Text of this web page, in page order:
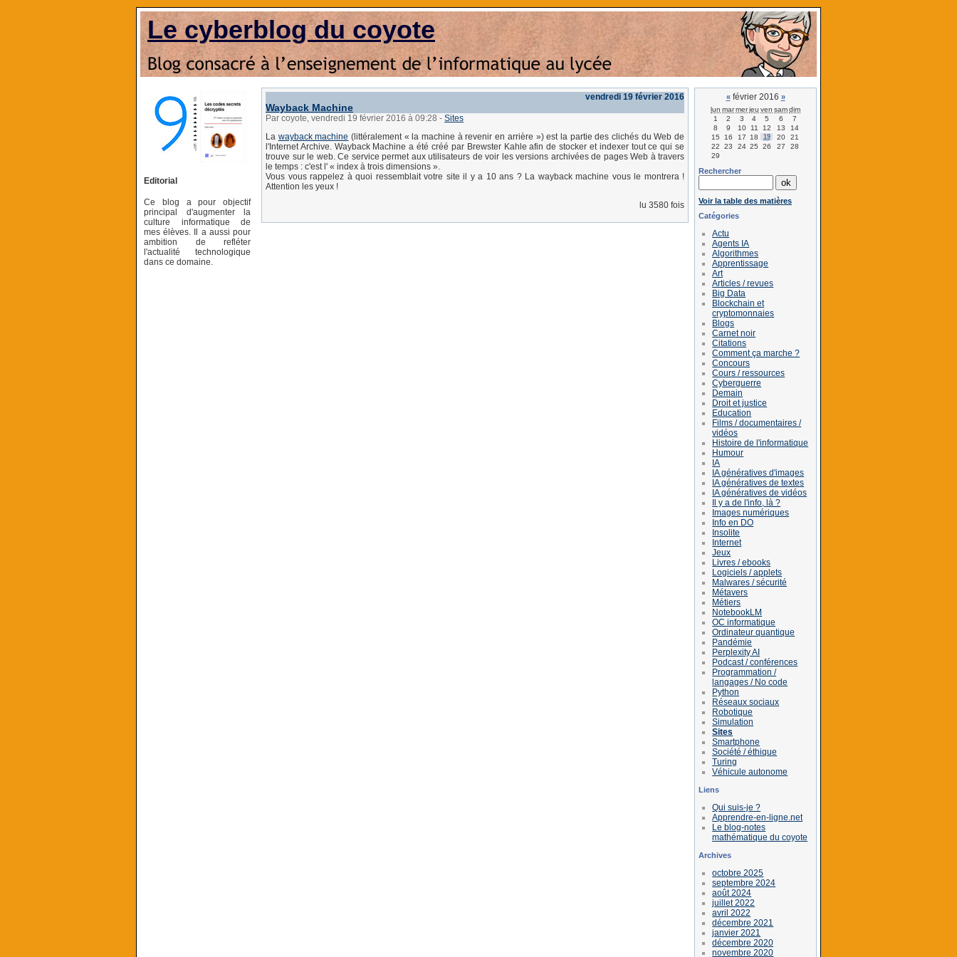
Le cyberblog du coyote
Editorial
Ce blog a pour objectif
principal d'augmenter la
culture informatique de
mes élèves. Il a aussi pour
ambition de refléter
l'actualité technologique
dans ce domaine.
vendredi 19 février 2016
Wayback Machine
Par coyote, vendredi 19 février 2016 à 09:28 - Sites
La wayback machine (littéralement « la machine à revenir en arrière ») est la partie des clichés du Web de
l'Internet Archive. Wayback Machine a été créé par Brewster Kahle afin de stocker et indexer tout ce qui se
trouve sur le web. Ce service permet aux utilisateurs de voir les versions archivées de pages Web à travers
le temps : c'est l' « index à trois dimensions ».
Vous vous rappelez à quoi ressemblait votre site il y a 10 ans ? La wayback machine vous le montrera !
Attention les yeux !
lu 3580 fois
«février 2016 »
lun marmerjeu ven samdim
1
2 3 4 5 6
7
8
9 10 11 12 13
14
15
16 17 18 19 20
21
22
23 24 25 26 27
28
29
Rechercher
Voir la table des matières
Catégories
Actu
Agents IA
Algorithmes
Apprentissage
Art
Articles / revues
Big Data
Blockchain et
cryptomonnaies
Blogs
Carnet noir
Citations
Comment ça marche ?
Concours
Cours / ressources
Cyberguerre
Demain
Droit et justice
Education
Films / documentaires /
vidéos
Histoire de l'informatique
Humour
IA
IA génératives d'images
IA génératives de textes
IA génératives de vidéos
Il y a de l'info, là ?
Images numériques
Info en DO
Insolite
Internet
Jeux
Livres / ebooks
Logiciels / applets
Malwares / sécurité
Métavers
Métiers
NotebookLM
OC informatique
Ordinateur quantique
Pandémie
Perplexity AI
Podcast / conférences
Programmation /
langages / No code
Python
Réseaux sociaux
Robotique
Simulation
Sites
Smartphone
Société / éthique
Turing
Véhicule autonome
Liens
Qui suis-je ?
Apprendre-en-ligne.net
Le blog-notes
mathématique du coyote
Archives
octobre 2025
septembre 2024
août 2024
juillet 2022
avril 2022
décembre 2021
janvier 2021
décembre 2020
novembre 2020